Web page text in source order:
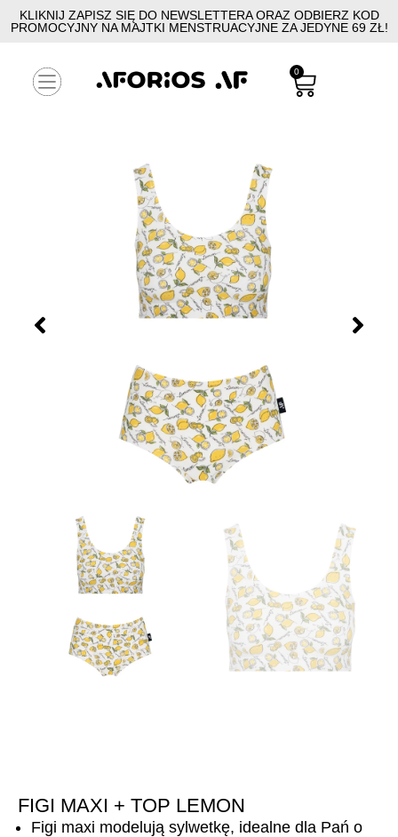
KLIKNIJ ZAPISZ SIĘ DO NEWSLETTERA ORAZ ODBIERZ KOD
PROMOCYJNY NA MAJTKI MENSTRUACYJNE ZA JEDYNE 69 ZŁ!
0
FIGI MAXI + TOP LEMON
Figi maxi modelują sylwetkę, idealne dla Pań o